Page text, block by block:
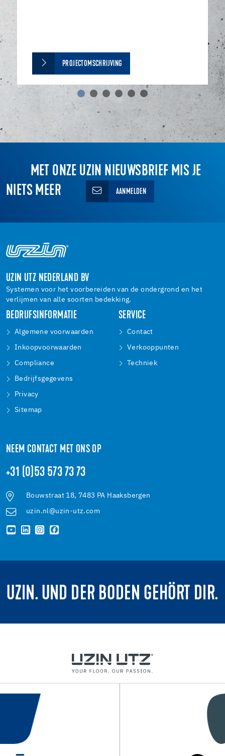
PROJECTOMSCHRIJVING
MET ONZE UZIN NIEUWSBRIEF MIS JE
NIETS MEER
AANMELDEN
UZIN UTZ NEDERLAND BV
Systemen voor het voorbereiden van de ondergrond en het
verlijmen van alle soorten bedekking.
BEDRIJFSINFORMATIE
Algemene voorwaarden
Inkoopvoorwaarden
Compliance
Bedrijfsgegevens
Privacy
Sitemap
SERVICE
Contact
Verkooppunten
Techniek
NEEM CONTACT MET ONS OP
+31 (0)53 573 73 73
Bouwstraat 18, 7483 PA Haaksbergen
uzin.nl@uzin-utz.com
UZIN. UND DER BODEN GEHÖRT DIR.